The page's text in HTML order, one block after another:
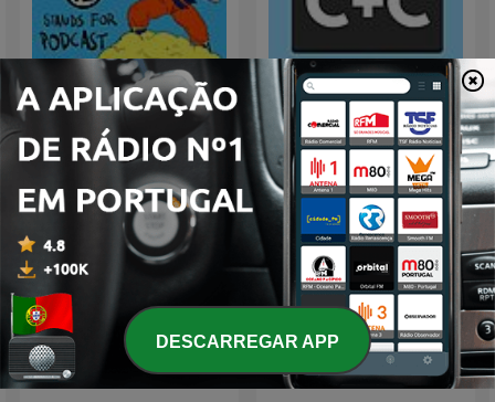
Dragon Ball P C+C Movie Factory
DESCARREGAR APP